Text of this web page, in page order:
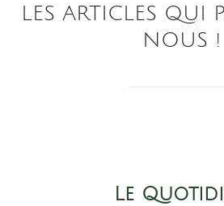
LES ARTICLES QUI
NOUS !
Le